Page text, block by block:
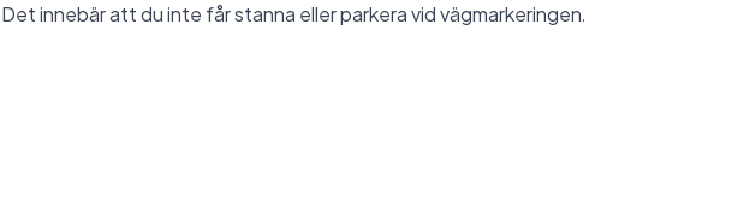
Det innebär att du inte får stanna eller parkera vid vägmarkeringen.